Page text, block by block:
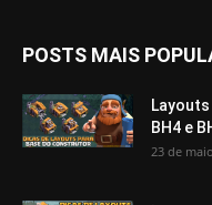
POSTS MAIS
BH4 e
23 de